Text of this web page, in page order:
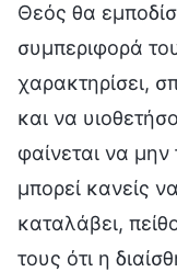
Θεός θα
συμπεριφορά
χαρακτηρίσει,
και να
φαίνεται να μην
μπορεί κανείς
καταλάβει,
τους ότι η